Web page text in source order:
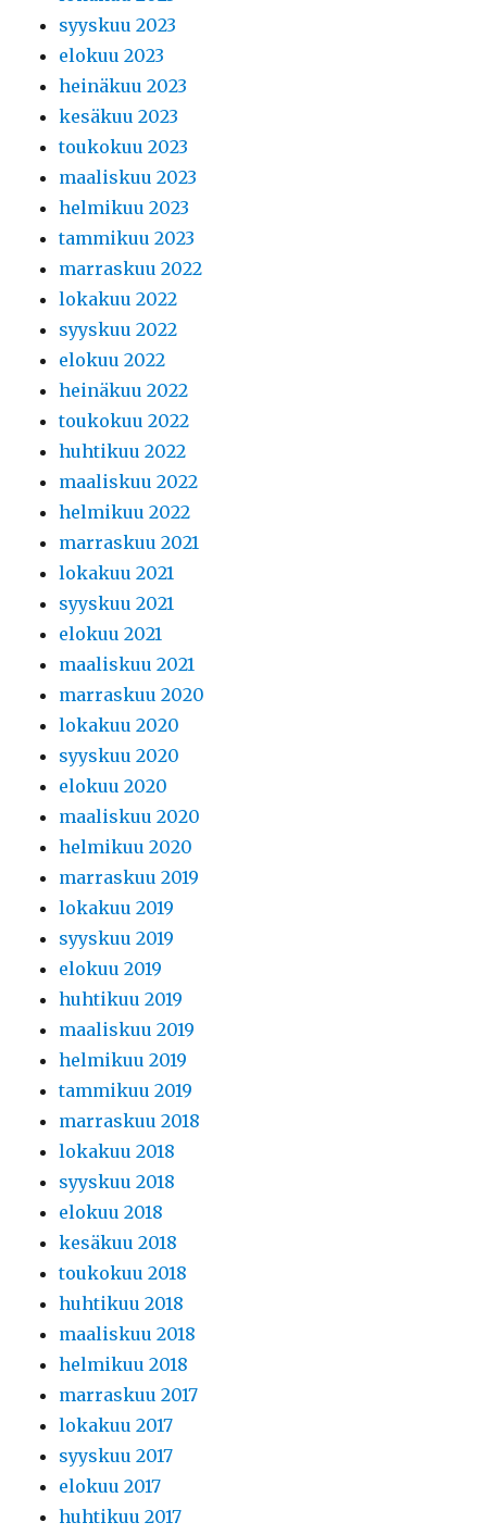
syyskuu 2023
elokuu 2023
heinäkuu 2023
kesäkuu 2023
toukokuu 2023
maaliskuu 2023
helmikuu 2023
tammikuu 2023
marraskuu 2022
lokakuu 2022
syyskuu 2022
elokuu 2022
heinäkuu 2022
toukokuu 2022
huhtikuu 2022
maaliskuu 2022
helmikuu 2022
marraskuu 2021
lokakuu 2021
syyskuu 2021
elokuu 2021
maaliskuu 2021
marraskuu 2020
lokakuu 2020
syyskuu 2020
elokuu 2020
maaliskuu 2020
helmikuu 2020
marraskuu 2019
lokakuu 2019
syyskuu 2019
elokuu 2019
huhtikuu 2019
maaliskuu 2019
helmikuu 2019
tammikuu 2019
marraskuu 2018
lokakuu 2018
syyskuu 2018
elokuu 2018
kesäkuu 2018
toukokuu 2018
huhtikuu 2018
maaliskuu 2018
helmikuu 2018
marraskuu 2017
lokakuu 2017
syyskuu 2017
elokuu 2017
huhtikuu 2017